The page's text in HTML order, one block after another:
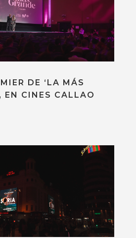
DE ‘LA MÁS
EN CINES CALLAO